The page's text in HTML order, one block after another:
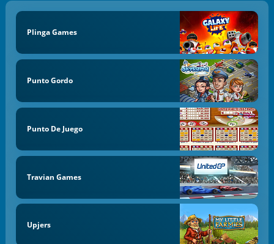
Plinga Games
Punto Gordo
Punto De Juego
Travian Games
Upjers